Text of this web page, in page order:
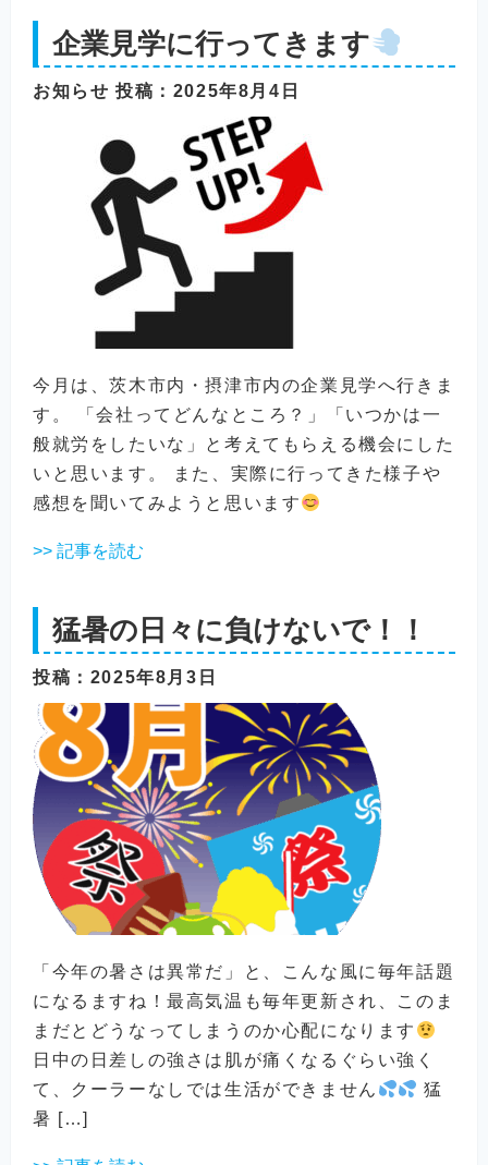
企業見学に行ってきます
お知らせ 投稿 ：2025年8月4日
今月は、茨木市内・摂津市内の企業見学へ行きま
す。 「会社ってどんなところ？」「いつかは一
般就労をしたいな」と考えてもらえる機会にした
いと思います。 また、実際に行ってきた様子や
感想を聞いてみようと思います
>> 記事を読む
猛暑の日々に負けないで！！
投稿 ：2025年8月3日
「今年の暑さは異常だ」と、こんな風に毎年話題
になるますね！最高気温も毎年更新され、このま
まだとどうなってしまうのか心配になります
日中の日差しの強さは肌が痛くなるぐらい強く
て、クーラーなしでは生活ができません
猛
暑 […]